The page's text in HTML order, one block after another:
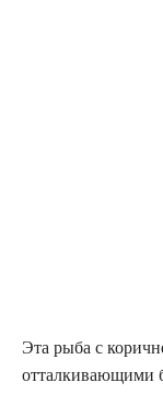
Эта рыба с
отталкивающими